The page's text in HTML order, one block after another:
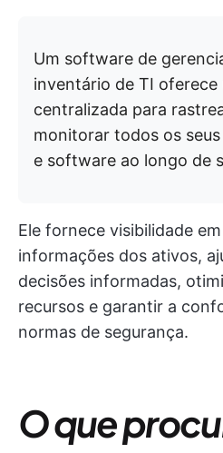
Um software de
inventário de TI oferece
centralizada para
monitorar todos os
e software ao longo de
Ele fornece visibilidade
informações dos ativos,
decisões informadas,
recursos e garantir a
normas de segurança.
O que